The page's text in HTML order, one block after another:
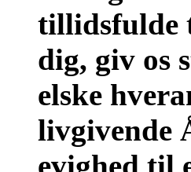
tillidsfulde
dig, giv os
elske
livgivende